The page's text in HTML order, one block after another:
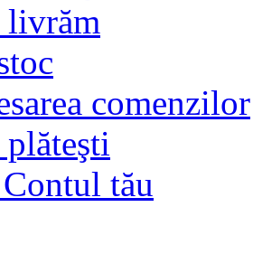
livrăm
comenzilor
tău